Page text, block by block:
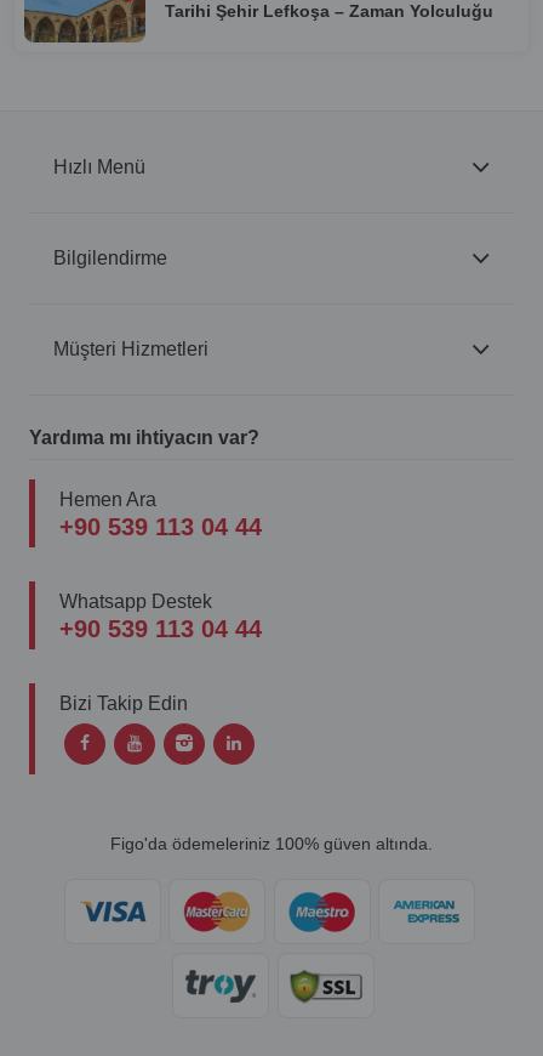
Tarihi Şehir Lefkoşa – Zaman Yolculuğu
Hızlı Menü
Bilgilendirme
Müşteri Hizmetleri
Yardıma mı ihtiyacın var?
Hemen Ara
+90 539 113 04 44
Whatsapp Destek
+90 539 113 04 44
Bizi Takip Edin
Figo'da ödemeleriniz 100% güven altında.